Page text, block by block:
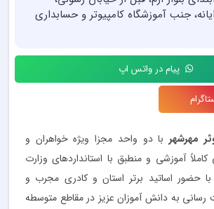
جنب آموزشگاه کامپیوتر و حسابداری
پیام در واتس اپ
مهرشهر با دو واحد مجزا ویژه خواهران و
آموزشی و منطبق با استانداردهای وزارت
حضور اساتید برتر استان و کادری مجرب و
رسانی به دانش آموزان عزیز در مقاطع متوسطه